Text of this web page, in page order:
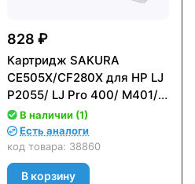
828 ₽
Картридж SAKURA
CE505X/CF280X для HP LJ
P2055/ LJ Pro 400/ M401/
M425 (6 900 стр.) Черный
(Black)
В наличии (1)
Есть аналоги
код товара: 38860
В корзину